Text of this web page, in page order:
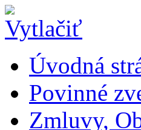
Úvodná
Povinné
Zmluvy,